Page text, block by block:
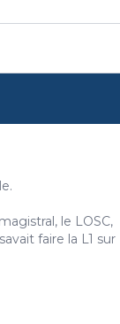
le LOSC,
faire la L1 sur